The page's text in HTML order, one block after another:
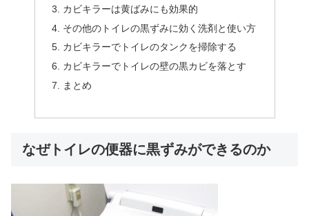
カビキラーは黄ばみにも効果的
その他のトイレの黒ずみに効く洗剤と使い方
カビキラーでトイレのタンクを掃除する
カビキラーでトイレの壁の黒カビを落とす
まとめ
なぜトイレの便器に黒ずみができるのか